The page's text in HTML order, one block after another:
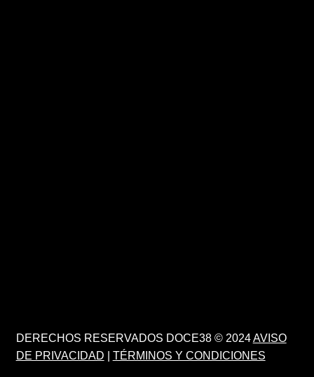
DERECHOS RESERVADOS DOCE38 © 2024AVISO
DE PRIVACIDAD
TÉRMINOS Y CONDICIONES